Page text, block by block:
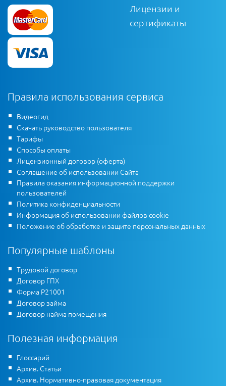
Лицензии и
сертификаты
Правила использования сервиса
Видеогид
Скачать руководство пользователя
Тарифы
Способы оплаты
Лицензионный договор (оферта)
Соглашение об использовании Сайта
Правила оказания информационной поддержки
пользователей
Политика конфиденциальности
Информация об использовании файлов cookie
Положение об обработке и защите персональных данных
Популярные шаблоны
Трудовой договор
Договор ГПХ
Форма Р21001
Договор займа
Договор найма помещения
Полезная информация
Глоссарий
Архив. Статьи
Архив. Нормативно-правовая документация